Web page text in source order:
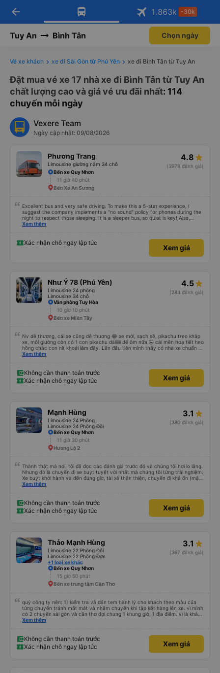
Tải app Vexere ngay!
Nhận ưu đãi thành viên độc
Mở app
Tải app Vexere
-30k/ghế khi đặt vé máy bay qua
Mở app
arrow_back 1.863k -30k
Tuy An Bình Tân Chọn ngày
Vé xe khách xe đi Sài Gòn từ Phú Yên xe đi Bình Tân từ Tuy An
Đặt mua vé xe 17 nhà xe đi Bình Tân từ Tuy An
chất lượng cao và giá vé ưu đãi nhất: 114
chuyến mỗi ngày
Vexere Team
Ngày cập nhật: 09/08/2026
Phương Trang
Limousine giường nằm 34 chỗ
4.8
(3978 đánh giá)
Bến xe Quy Nhơn
11 giờ 40 phút
Bến Xe An Sương
Excellent bus and very safe driving. To make this a 5-star experience, I
suggest the company implements a "no sound" policy for phones during the
night to respect those sleeping. It is a sleeper bus, so quiet is key! Also,
please display the Wi-Fi password clearly inside the cabin for convenience. I
quy định rõ ràng về việc giữ im lặng (tắt âm thanh điện thoại) vào ban đêm
để tránh làm phiền hành khách khác ngủ. Ngoài ra, nhà xe nên dán sẵn mật
khẩu Wi-Fi trong xe để hành khách dễ dàng sử dụng. Tôi vẫn sẽ tiếp tục ủng
Xem thêm
Xác nhận chỗ ngay lập tức
Xem giá
Như Ý 78 (Phú Yên)
Limousine 24 phòng
Limousine 34 chỗ
4.5
(284 đánh giá)
Văn phòng Tuy Hòa
10 giờ 10 phút
Bến xe Miền Tây
Nv dễ thương, cái xe cũng dễ thương 😂 xe mới, sạch sẽ, pikachu treo khắp
xe, mỗi giường còn có 1 con pikachu dàiiiiii để ôm nữa 🤣 cái mền hoạ tiết heo
hồng chắc con nít khoái lắm đây. Lần đầu tiên mình thấy có nhà xe chuẩn bị
cả bàn chải đánh răng. Có 2 ông bà cụ lên xe còn được nv dẫn tới tận nơi để
Xem thêm
Không cần thanh toán trước
Xác nhận chỗ ngay lập tức
Xem giá
Mạnh Hùng
Limousine 24 Phòng
Limousine 24 Phòng Đôi
3.1
(380 đánh giá)
Bến xe Quy Nhơn
11 giờ 30 phút
Hương Lộ 2
Thành thật mà nói, tôi đã đọc các đánh giá trước đó và chúng tôi hơi lo lắng.
Nhưng đó là chuyến đi xe buýt tuyệt vời nhất mà chúng tôi từng trải nghiệm.
Xe buýt khởi hành và đến đúng giờ, tài xế thân thiện, chuyến đi khá ổn (mặc
dù vẫn hơi xóc, nhưng đó là đặc trưng của Việt Nam ^^), và chỗ ngồi thoải
Xem thêm
Không cần thanh toán trước
Xác nhận chỗ ngay lập tức
Xem giá
Thảo Mạnh Hùng
Limousine 22 Phòng Đôi
Limousine 22 Phòng Đơn
+1 loại xe khác
3.1
(367 đánh giá)
Bến xe Quy Nhơn
15 giờ 50 phút
Bến xe trung tâm Cần Thơ
quý công ty nên: 1) kiểm tra và dán tem hành lý cho khách theo màu của
từng chuyến tránh mất mát và nhầm chuyến khi tập kết hàng lên xe. vì mình
có 2 chuyến sài gòn và cần thơ đợi chung 1 khung giờ, 1 địa điểm. vì là khách
thân thiết của quý công ty nên rất hài lòng và tin tưởng. tuy nhiên rất mong
thì chắc chắn quy công ty là nhà xe được yêu thích và lựa chọn số 1 quy
nhơn. rất cảm ơn quý anh chị em cty cũng như chị Thảo đã lắng nghe và
tiếp nhận. " khách hàng thân thiết nhiều năm của nhà xe từ thời sinh viên"
Xem thêm
Không cần thanh toán trước
Xác nhận chỗ ngay lập tức
Xem giá